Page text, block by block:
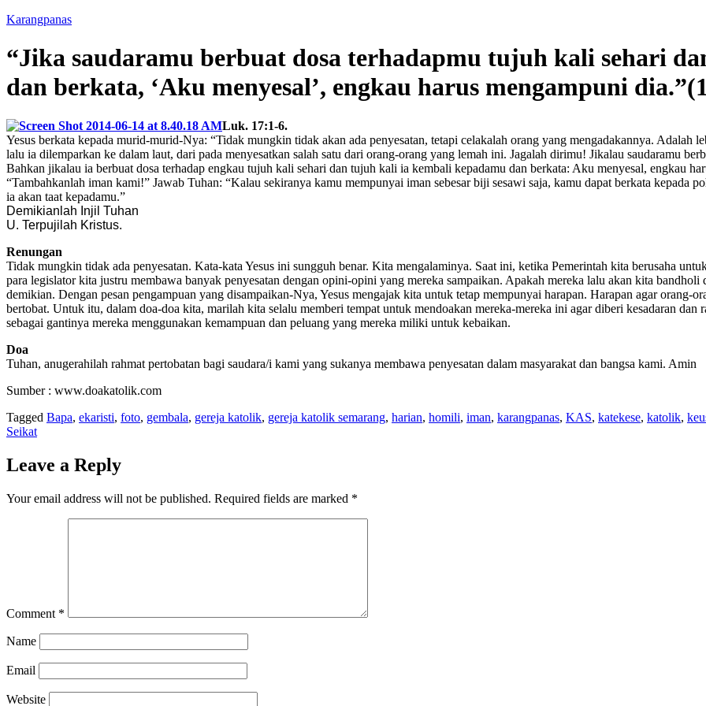
Karangpanas
“Jika saudaramu berbuat dosa terhadapmu tujuh kali sehari
dan berkata, ‘Aku menyesal’, engkau harus mengampuni
Luk. 17:1-6.
Yesus berkata kepada murid-murid-Nya: “Tidak mungkin tidak akan ada penyesatan, tetapi celakalah orang yang mengadakannya. Adalah
lalu ia dilemparkan ke dalam laut, dari pada menyesatkan salah satu dari orang-orang yang lemah ini. Jagalah dirimu! Jikalau saudaramu
Bahkan jikalau ia berbuat dosa terhadap engkau tujuh kali sehari dan tujuh kali ia kembali kepadamu dan berkata: Aku menyesal, engkau
“Tambahkanlah iman kami!” Jawab Tuhan: “Kalau sekiranya kamu mempunyai iman sebesar biji sesawi saja, kamu dapat berkata kepada
ia akan taat kepadamu.”
Demikianlah Injil Tuhan
U. Terpujilah Kristus.
Renungan
Tidak mungkin tidak ada penyesatan. Kata-kata Yesus ini sungguh benar. Kita mengalaminya. Saat ini, ketika Pemerintah kita berusaha
para legislator kita justru membawa banyak penyesatan dengan opini-opini yang mereka sampaikan. Apakah mereka lalu akan kita
demikian. Dengan pesan pengampuan yang disampaikan-Nya, Yesus mengajak kita untuk tetap mempunyai harapan. Harapan agar orang-
bertobat. Untuk itu, dalam doa-doa kita, marilah kita selalu memberi tempat untuk mendoakan mereka-mereka ini agar diberi kesadaran dan
sebagai gantinya mereka menggunakan kemampuan dan peluang yang mereka miliki untuk kebaikan.
Doa
Tuhan, anugerahilah rahmat pertobatan bagi saudara/i kami yang sukanya membawa penyesatan dalam masyarakat dan bangsa kami. Amin
Sumber : www.doakatolik.com
Tagged Bapa, ekaristi, foto, gembala, gereja katolik, gereja katolik semarang, harian, homili, iman, karangpanas, KAS, katekese, katolik,
Seikat
Leave a Reply
Your email address will not be published. Required fields are marked *
Comment *
Name
Email
Website